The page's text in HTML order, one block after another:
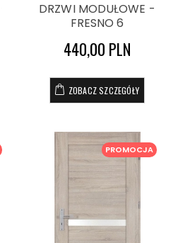
DRZWI MODUŁOWE -
FRESNO 6
440,00 PLN
ZOBACZ SZCZEGÓŁY
PROMOCJA